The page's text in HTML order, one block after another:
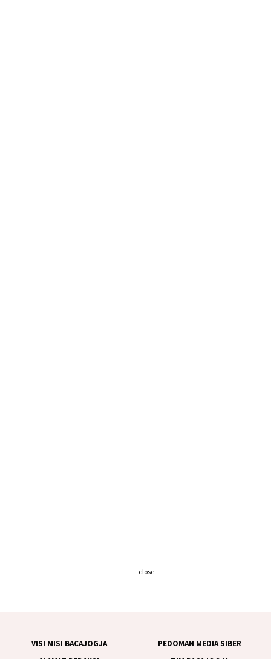
VISI MISI BACAJOGJA
PEDOMAN MEDIA SIBER
close